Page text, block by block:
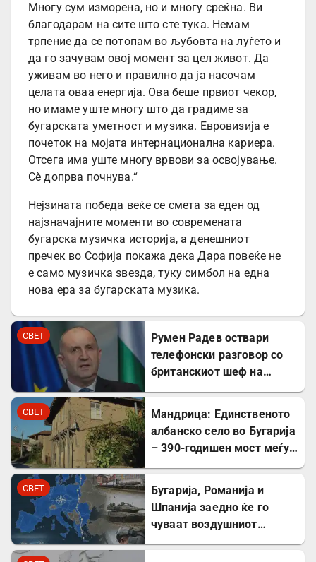
Многу сум изморена, но и многу среќна. Ви
благодарам на сите што сте тука. Немам
трпение да се потопам во љубовта на луѓето и
да го зачувам овој момент за цел живот. Да
уживам во него и правилно да ја насочам
целата оваа енергија. Ова беше првиот чекор,
но имаме уште многу што да градиме за
бугарската уметност и музика. Евровизија е
почеток на мојата интернационална кариера.
Отсега има уште многу врвови за освојување.
Сè допрва почнува.“
Нејзината победа веќе се смета за еден од
најзначајните моменти во современата
бугарска музичка историја, а денешниот
пречек во Софија покажа дека Дара повеќе не
е само музичка ѕвезда, туку симбол на една
нова ера за бугарската музика.
СВЕТ
Румен Радев оствари
телефонски разговор со
британскиот шеф на
СВЕТ
Мандрица: Единственото
албанско село во Бугарија
– 390-годишен мост меѓу
СВЕТ
Бугарија, Романија и
Шпанија заедно ќе го
чуваат воздушниот